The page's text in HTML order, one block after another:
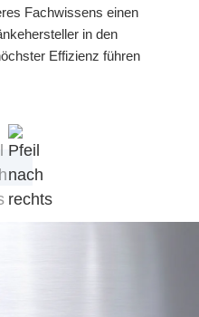
Fachwissens einen
in den
Effizienz führen